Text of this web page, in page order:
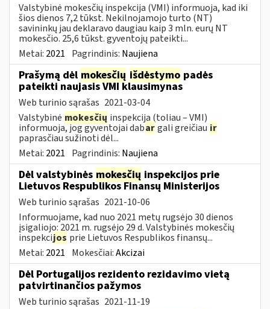
Valstybinė mokesčių inspekcija (VMI) informuoja, kad iki
šios dienos 7,2 tūkst. Nekilnojamojo turto (NT)
savininkų jau deklaravo daugiau kaip 3 mln. eurų NT
mokesčio. 25,6 tūkst. gyventojų pateikti...
Metai: 2021 Pagrindinis: Naujiena
Prašymą dėl mokesčių išdėstymo padės
pateikti naujasis VMI klausimynas
Web turinio sąrašas 2021-03-04
Valstybinė mokesčių inspekcija (toliau – VMI)
informuoja, jog gyventojai dabargali greičiau ir
paprasčiau sužinoti dėl...
Metai: 2021 Pagrindinis: Naujiena
Dėl valstybinės mokesčių inspekcijos prie
Lietuvos Respublikos Finansų Ministerijos
Web turinio sąrašas 2021-10-06
Informuojame, kad nuo 2021 metų rugsėjo 30 dienos
įsigaliojo: 2021 m. rugsėjo 29 d. Valstybinės mokesčių
inspekcijos prie Lietuvos Respublikos finansų...
Metai: 2021 Mokesčiai:Akcizai
Dėl Portugalijos rezidento rezidavimo vietą
patvirtinančios pažymos
Web turinio sąrašas 2021-11-19